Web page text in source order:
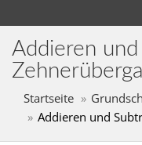
Addieren
Startseite
Addieren und